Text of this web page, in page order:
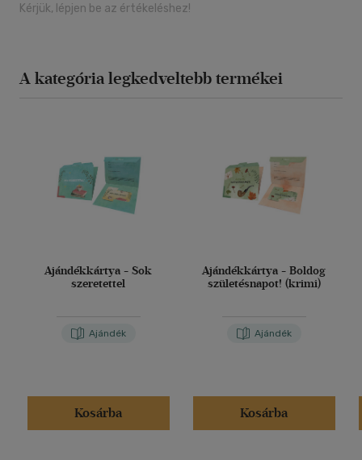
Kérjük, lépjen be az értékeléshez!
A kategória legkedveltebb termékei
Ajándékkártya - Sok
szeretettel
Ajándék
Kosárba
Ajándékkártya - Boldog
születésnapot! (krimi)
Ajándék
Kosárba